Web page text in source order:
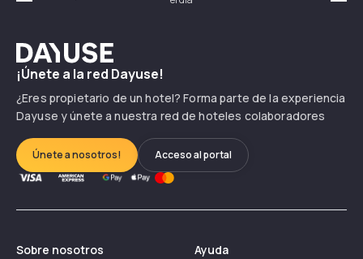
Dayuse
¡Únete a la red Dayuse!
¿Eres propietario de un hotel? Forma parte de la experiencia
Dayuse y únete a nuestra red de hoteles colaboradores
Únete a nosotros! Acceso al portal
Sobre nosotros Ayuda